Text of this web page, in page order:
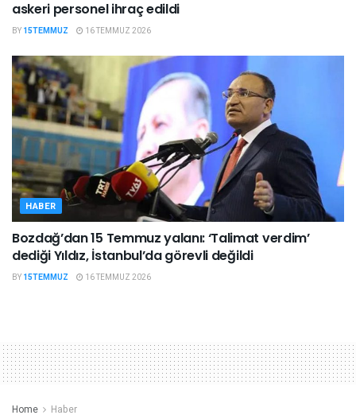
askeri personel ihraç edildi
BY 15TEMMUZ 16 TEMMUZ 2026
HABER
Bozdağ’dan 15 Temmuz yalanı: ‘Talimat verdim’
dediği Yıldız, İstanbul’da görevli değildi
BY 15TEMMUZ 16 TEMMUZ 2026
Home Haber